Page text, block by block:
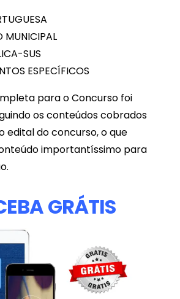
MUNICIPAL
SUS
ESPECÍFICOS
para o Concurso foi
os conteúdos cobrados
edital do concurso, o que
importantíssimo para
GRÁTIS